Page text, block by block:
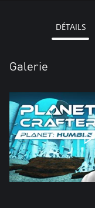
DÉTAILS
Galerie